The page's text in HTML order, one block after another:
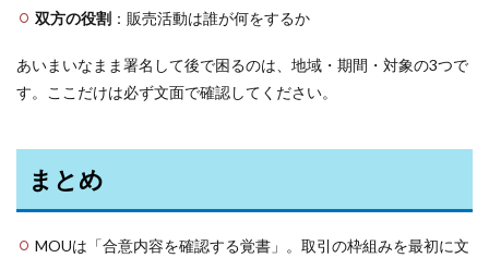
双方の役割 ：販売活動は誰が何をするか
あいまいなまま署名して後で困るのは、地域・期間・対象の3つで
す。ここだけは必ず文面で確認してください。
まとめ
MOUは「合意内容を確認する覚書」。取引の枠組みを最初に文